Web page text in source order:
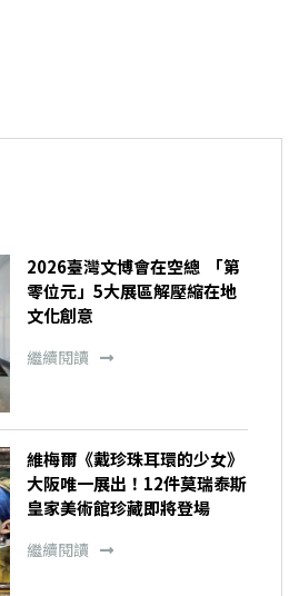
2026臺灣文博會在空總 「第
零位元」5大展區解壓縮在地
文化創意
繼續閱讀
維梅爾《戴珍珠耳環的少女》
大阪唯一展出！12件莫瑞泰斯
皇家美術館珍藏即將登場
繼續閱讀